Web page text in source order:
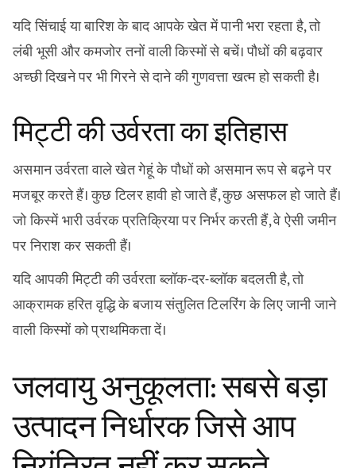
यदि सिंचाई या बारिश के बाद आपके खेत में पानी भरा रहता है, तो
लंबी भूसी और कमजोर तनों वाली किस्मों से बचें। पौधों की बढ़वार
अच्छी दिखने पर भी गिरने से दाने की गुणवत्ता खत्म हो सकती है।
मिट्टी की उर्वरता का इतिहास
असमान उर्वरता वाले खेत गेहूं के पौधों को असमान रूप से बढ़ने पर
मजबूर करते हैं। कुछ टिलर हावी हो जाते हैं, कुछ असफल हो जाते हैं।
जो किस्में भारी उर्वरक प्रतिक्रिया पर निर्भर करती हैं, वे ऐसी जमीन
पर निराश कर सकती हैं।
यदि आपकी मिट्टी की उर्वरता ब्लॉक-दर-ब्लॉक बदलती है, तो
आक्रामक हरित वृद्धि के बजाय संतुलित टिलरिंग के लिए जानी जाने
वाली किस्मों को प्राथमिकता दें।
जलवायु अनुकूलता: सबसे बड़ा
उत्पादन निर्धारक जिसे आप